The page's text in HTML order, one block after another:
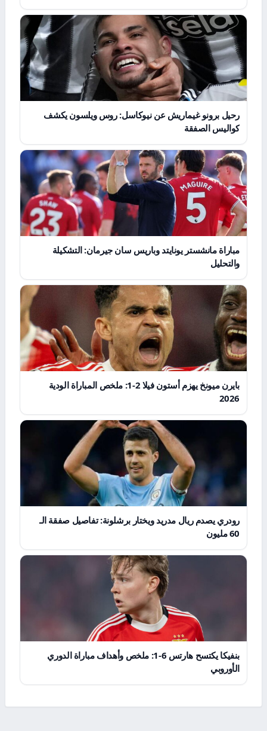
رحيل برونو غيماريش عن نيوكاسل: روس ويلسون يكشف
كواليس الصفقة
مباراة مانشستر يونايتد وباريس سان جيرمان: التشكيلة
والتحليل
بايرن ميونخ يهزم أستون فيلا 2-1: ملخص المباراة الودية
2026
رودري يصدم ريال مدريد ويختار برشلونة: تفاصيل صفقة الـ
60 مليون
بنفيكا يكتسح هارتس 6-1: ملخص وأهداف مباراة الدوري
الأوروبي